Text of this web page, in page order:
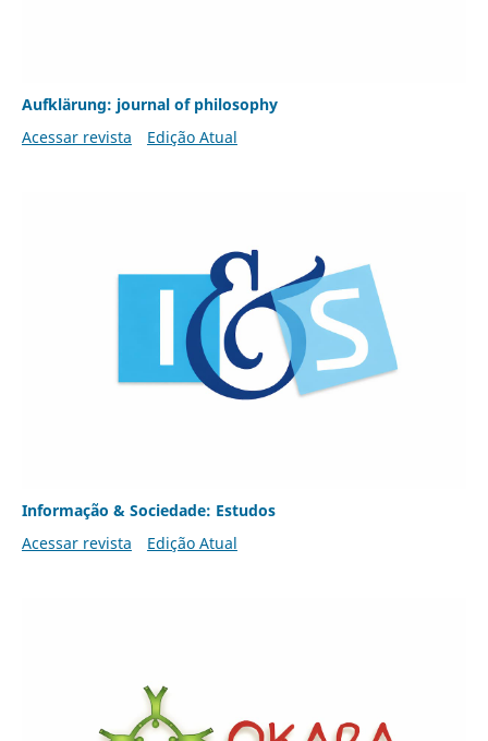
Aufklärung: journal of philosophy
Acessar revista
Edição Atual
Informação & Sociedade: Estudos
Acessar revista
Edição Atual